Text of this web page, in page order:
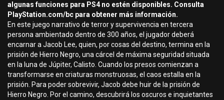
algunas funciones para PS4 no estén disponibles. Consulta
PlayStation.com/bc para obtener más información.
En este juego narrativo de terror y supervivencia en tercera
persona ambientado dentro de 300 años, el jugador deberá
encarnar a Jacob Lee, quien, por cosas del destino, termina en la
prisión de Hierro Negro, una cárcel de máxima seguridad situada
en la luna de Júpiter, Calisto. Cuando los presos comienzan a
transformarse en criaturas monstruosas, el caos estalla en la
prisión. Para poder sobrevivir, Jacob debe huir de la prisión de
Hierro Negro. Por el camino, descubrirá los oscuros e inquietantes